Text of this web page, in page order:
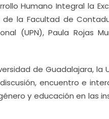
Humano Integral la
de la Facultad de
(UPN), Paula Rojas
de Guadalajara, la
encuentro e
y educación en las